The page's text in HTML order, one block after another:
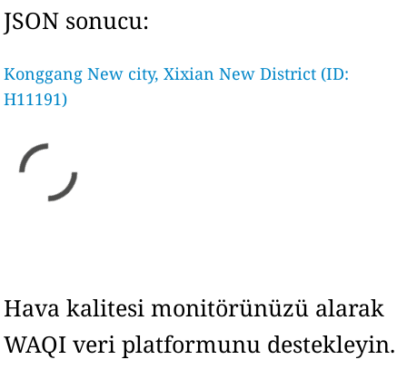
JSON sonucu:
Konggang New city, Xixian New District (ID:
H11191)
Hava kalitesi monitörünüzü alarak
WAQI veri platformunu destekleyin.